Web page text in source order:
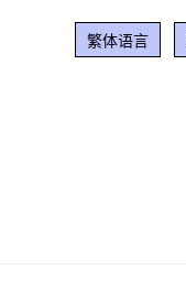
繁体语言